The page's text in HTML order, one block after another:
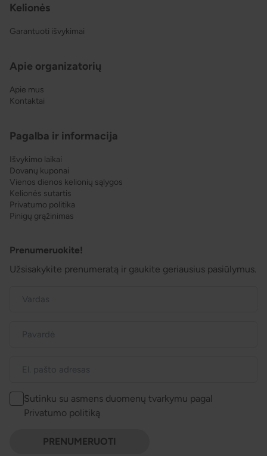
Kelionės
Garantuoti išvykimai
Apie organizatorių
Apie mus
Kontaktai
Pagalba ir informacija
Išvykimo laikai
Dovanų kuponai
Vienos dienos kelionių sąlygos
Kelionės sutartis
Privatumo politika
Pinigų grąžinimas
Prenumeruokite!
Užsisakykite prenumeratą ir gaukite geriausius pasiūlymus.
Sutinku su asmens duomenų tvarkymu pagal
Privatumo politiką
PRENUMERUOTI